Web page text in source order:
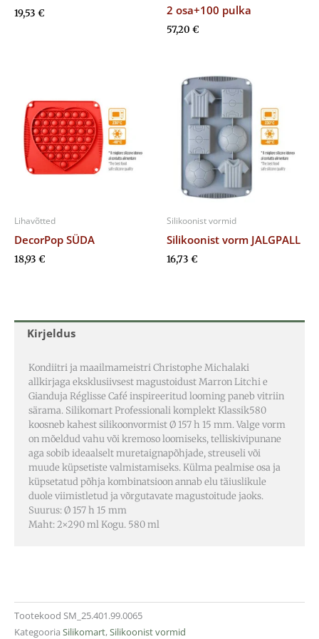
Kirjeldus
Kondiitri ja maailmameistri Christophe Michalaki
allkirjaga eksklusiivsest magustoidust Marron Litchi e
Gianduja Réglisse Café inspireeritud looming paneb vitriin
särama. Silikomart Professionali komplekt Klassik580
koosneb kahest silikoonvormist Ø 157 h 15 mm. Valge vorm
on mõeldud vahu või kremoso loomiseks, telliskivipunane
aga sobib ideaalselt muretaignapõhjade, streuseli või
muude küpsetiste valmistamiseks. Külma pealmise osa ja
küpsetatud põhja kombinatsioon annab elu täiuslikule
duole viimistletud ja võrgutavate magustoitude jaoks.
Suurus: Ø 157 h 15 mm
Maht: 2×290 ml Kogu. 580 ml
Tootekood SM_25.401.99.0065
Kategooria Silikomart,Silikoonist vormid
19,53 €
2 osa+100 pulka
57,20 €
Lihavõtted
DecorPop SÜDA
18,93 €
Silikoonist vormid
Silikoonist vorm JALGPALL
16,73 €